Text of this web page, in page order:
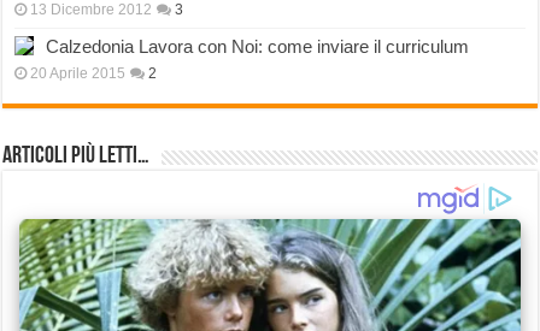
13 Dicembre 2012 3
Calzedonia Lavora con Noi: come inviare il curriculum
20 Aprile 2015 2
Articoli più Letti…